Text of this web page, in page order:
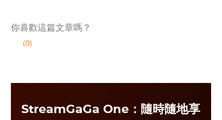
你喜歡這篇文章嗎？
(0)
StreamGaGa One：隨時隨地享